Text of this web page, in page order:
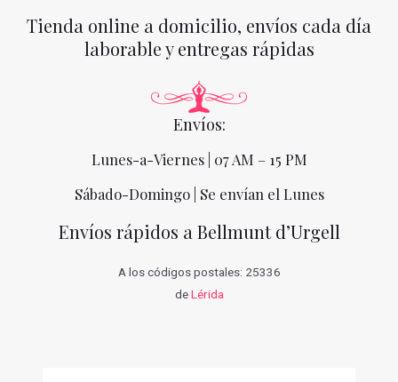
Tienda online a domicilio, envíos cada día
laborable y entregas rápidas
Envíos:
Lunes-a-Viernes | 07 AM – 15 PM
Sábado-Domingo | Se envían el Lunes
Envíos rápidos a Bellmunt d’Urgell
A los códigos postales: 25336
deLérida